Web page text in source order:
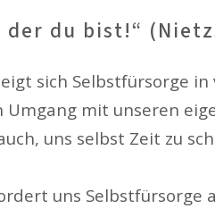
der du bist!“
sich Selbstfürsorge
Umgang mit unseren
uns selbst Zeit zu
uns Selbstfürsorge